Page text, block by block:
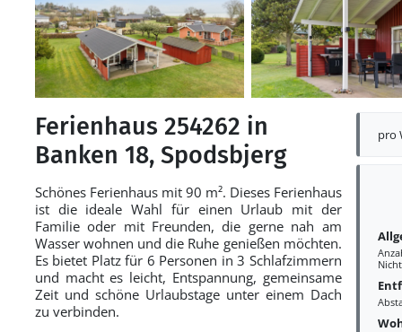
pro
Ferienhaus 254262 in
Banken 18, Spodsbjerg
Schönes Ferienhaus mit 90 m². Dieses Ferienhaus
ist die ideale Wahl für einen Urlaub mit der
Familie oder mit Freunden, die gerne nah am
Wasser wohnen und die Ruhe genießen möchten.
Es bietet Platz für 6 Personen in 3 Schlafzimmern
und macht es leicht, Entspannung, gemeinsame
Zeit und schöne Urlaubstage unter einem Dach
zu verbinden.